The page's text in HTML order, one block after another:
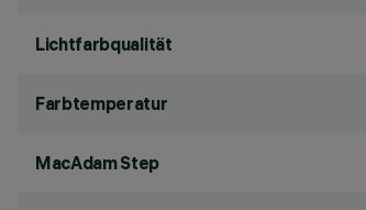
Lichtfarbqualität
Farbtemperatur
MacAdam Step